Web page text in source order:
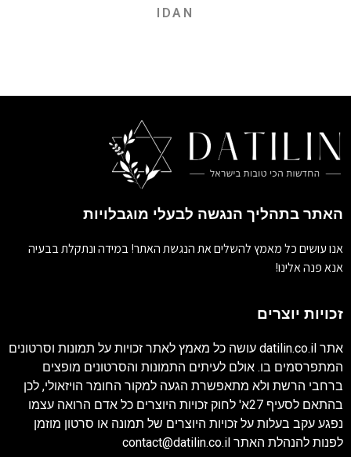
IDAN
האתר בתהליך הנגשה לבעלי מוגבלויות
אנו עושים כל מאמץ להשלים את הנגשת האתר! במידה ונתקלת בבעיה
אנא פנה אלינו!
זכויות יוצרים
אתר datilin.co.il עושה כל מאמץ לאתר זכויות על תמונות וסרטונים
המתפרסמים בו. אולם לעיתים התמונות והסרטונים מופצים
ברחבי הרשת ולא מתאפשרת הגעה למקור החומר הויזאולי, לכן
בהתאם לסעיף 27א' לחוק זכויות היוצרים כל אדם הרואה עצמו
נפגע עקב בעלות על זכויות היוצרים של תמונה או סרטון מוזמן
לפנות להנהלת האתר contact@datilin.co.il